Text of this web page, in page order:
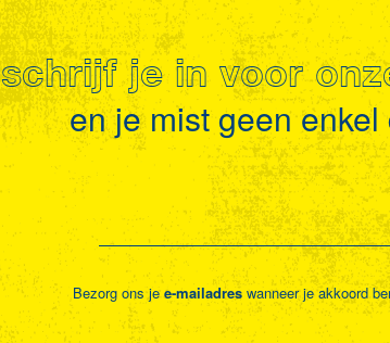
schrijf je in voor
en je mist geen
Bezorg ons je e-mailadreswanneer je akkoord